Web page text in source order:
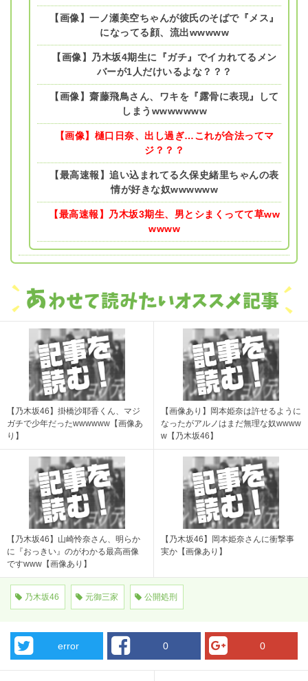
【画像】一ノ瀬美空ちゃんが彼氏のそばで『メス』
になってる顔、流出wwwww
【画像】乃木坂4期生に『ガチ』でイカれてるメン
バーが1人だけいるよな？？？
【画像】齋藤飛鳥さん、ワキを『露骨に表現』して
しまうwwwwwww
【画像】樋口日奈、出し過ぎ…これが合法ってマ
ジ？？？
【最高速報】追い込まれてる久保史緒里ちゃんの表
情が好きな奴wwwwww
【最高速報】乃木坂3期生、男とシまくってて草ww
wwww
【乃木坂46】掛橋沙耶香くん、マジ
ガチで少年だったwwwwww【画像あ
り】
【画像あり】岡本姫奈は許せるように
なったがアルノはまだ無理な奴wwww
w【乃木坂46】
【乃木坂46】山崎怜奈さん、明らか
に『おっきい』のがわかる最高画像
ですwww【画像あり】
【乃木坂46】岡本姫奈さんに衝撃事
実か【画像あり】
乃木坂46 元御三家 公開処刑
error 0 0